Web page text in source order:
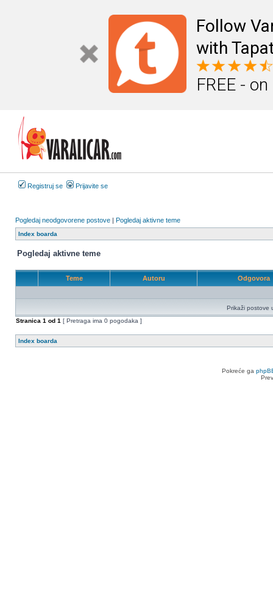
Follow
with
FREE -
Registruj se Prijavite se
Pogledaj neodgovorene postove | Pogledaj aktivne teme
Index boarda
Pogledaj aktivne teme
Teme Autoru Odgovora
Prikaži postove
Stranica 1 od 1 [ Pretraga ima 0 pogodaka ]
Index boarda
Pokreće ga